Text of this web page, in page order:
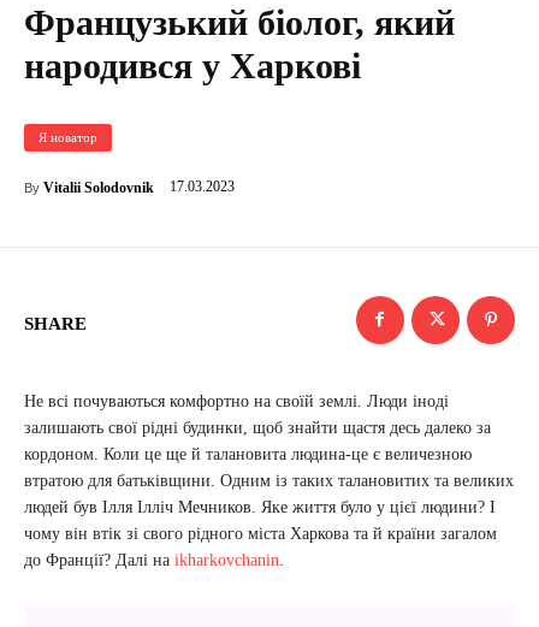
Французький біолог, який
народився у Харкові
Я новатор
By Vitalii Solodovnik 17.03.2023
SHARE
Не всі почуваються комфортно на своїй землі. Люди іноді
залишають свої рідні будинки, щоб знайти щастя десь далеко за
кордоном. Коли це ще й талановита людина-це є величезною
втратою для батьківщини. Одним із таких талановитих та великих
людей був Ілля Ілліч Мечников. Яке життя було у цієї людини? І
чому він втік зі свого рідного міста Харкова та й країни загалом
до Франції? Далі на ikharkovchanin